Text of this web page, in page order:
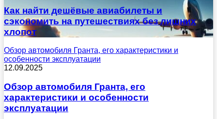
Как найти дешёвые авиабилеты и
сэкономить на путешествиях без лишних
хлопот
Обзор автомобиля Гранта, его характеристики и
особенности эксплуатации
12.09.2025
Обзор автомобиля Гранта, его
характеристики и особенности
эксплуатации